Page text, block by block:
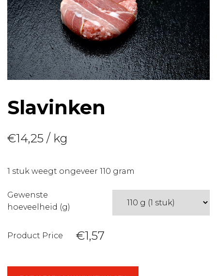
Slavinken
€14,25 / kg
1 stuk weegt ongeveer 110 gram
Gewenste
hoeveelheid (g)
Product Price €1,57